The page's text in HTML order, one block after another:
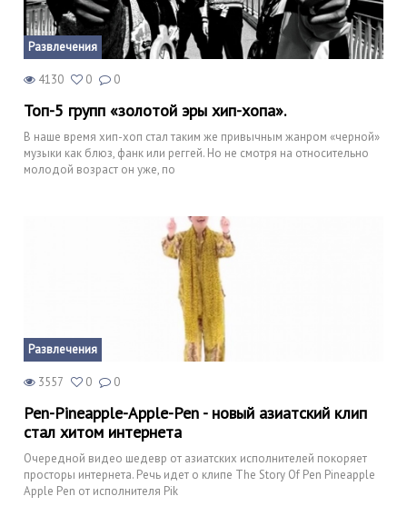
Развлечения
4130 0 0
Топ-5 групп «золотой эры хип-хопа».
В наше время хип-хоп стал таким же привычным жанром «черной»
музыки как блюз, фанк или реггей. Но не смотря на относительно
молодой возраст он уже, по
Развлечения
3557 0 0
Pen-Pineapple-Apple-Pen - новый азиатский клип
стал хитом интернета
Очередной видео шедевр от азиатских исполнителей покоряет
просторы интернета. Речь идет о клипе The Story Of Pen Pineapple
Apple Pen от исполнителя Pik